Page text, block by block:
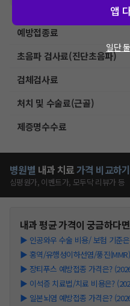
예방접종료
초음파 검사료(진단초음파)
검체검사료
처치 및 수술료(근골)
제증명수수료
병원별 내과 치료가격 비교하기
심평원가, 이벤트가, 모두닥 리뷰가 등
내과평균 가격이 궁금하다
▶ 인공와우 수술 비용/ 보험 기준
▶ 홍역/유행성이하선염/풍진
▶ 장티푸스 예방접종 가격은?
▶ 이석증 치료법/치료 비용은?
▶ 일본뇌염 예방접종 가격은?
앱
일단